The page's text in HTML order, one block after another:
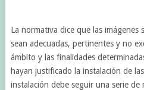
La normativa dice que las imágenes
sean adecuadas, pertinentes y no
ámbito y las finalidades
hayan justificado la instalación de
instalación debe seguir una serie